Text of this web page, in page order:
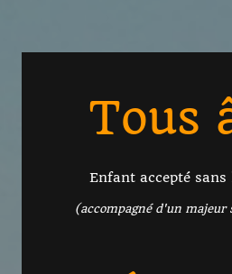
Tous
Enfant accepté
(accompagné d'un majeur